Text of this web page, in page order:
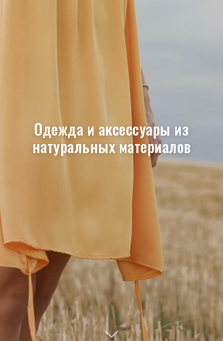
Одежда и аксессуары из
натуральных материалов